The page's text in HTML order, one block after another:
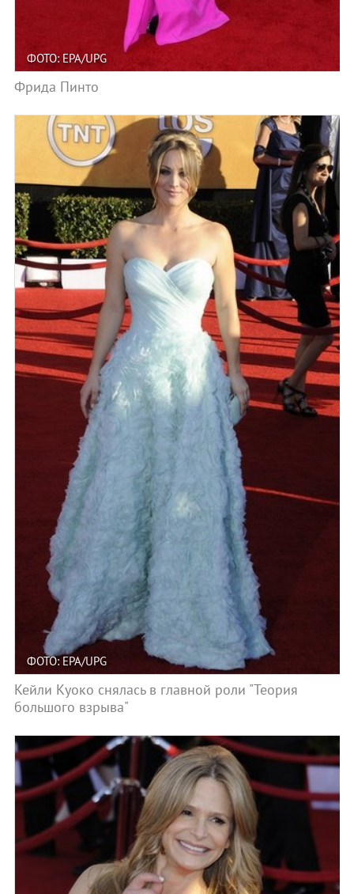
ФОТО: EPA/UPG
Фрида Пинто
ФОТО: EPA/UPG
Кейли Куоко снялась в главной роли "Теория
большого взрыва"